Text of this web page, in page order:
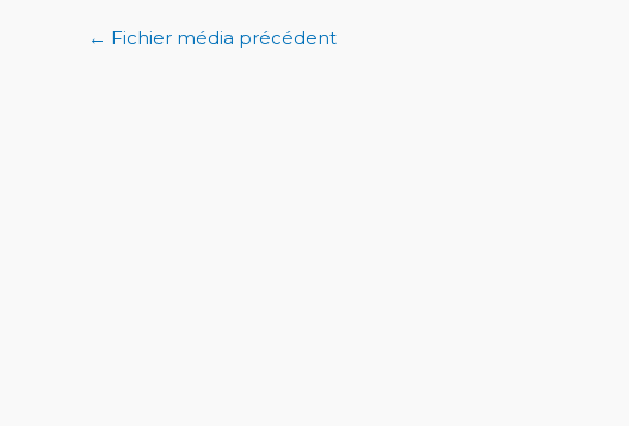
← Fichier média précédent